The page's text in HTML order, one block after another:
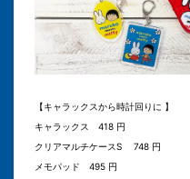
【キャラックスから時計回りに 】
キャラックス 418 円
クリアマルチケースS 748 円
メモパッド 495 円